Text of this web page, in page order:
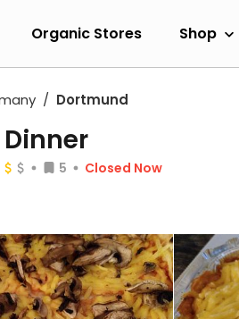
Organic Stores Shop
Dortmund
5
Closed Now